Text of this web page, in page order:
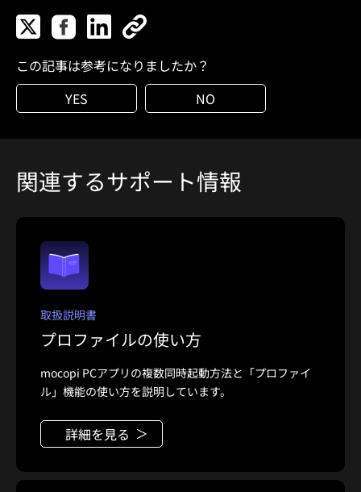
この記事は参考になりましたか？
YES
NO
関連するサポート情報
取扱説明書
プロファイルの使い方
mocopi PCアプリの複数同時起動方法と「プロファイ
ル」機能の使い方を説明しています。
詳細を見る